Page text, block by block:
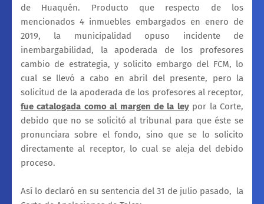
de Huaquén. Producto que respecto de los
mencionados 4 inmuebles embargados en enero de
2019, la municipalidad opuso incidente de
inembargabilidad, la apoderada de los profesores
cambio de estrategia, y solicito embargo del FCM, lo
cual se llevó a cabo en abril del presente, pero la
solicitud de la apoderada de los profesores al receptor,
fue catalogada como al margen de la leypor la Corte,
debido que no se solicitó al tribunal para que éste se
pronunciara sobre el fondo, sino que se lo solicito
directamente al receptor, lo cual se aleja del debido
proceso.
Así lo declaró en su sentencia del 31 de julio pasado, la